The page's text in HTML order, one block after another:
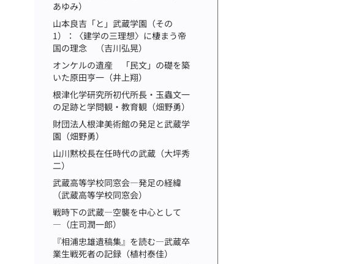
あゆみ）
山本良吉「と」武蔵学園（その
1）：〈建学の三理想〉に棲まう帝
国の理念 （吉川弘晃）
オンケルの遺産 「民文」の礎を築
いた原田亨一（井上翔）
根津化学研究所初代所長・玉蟲文一
の足跡と学問観・教育観（畑野勇）
財団法人根津美術館の発足と武蔵学
園（畑野勇）
山川黙校長在任時代の武蔵（大坪秀
二）
武蔵高等学校同窓会―発足の経緯
（武蔵高等学校同窓会）
戦時下の武蔵―空襲を中心として
―（庄司潤一郎）
『相浦忠雄遺稿集』を読む―武蔵卒
業生戦死者の記録（植村泰佳）